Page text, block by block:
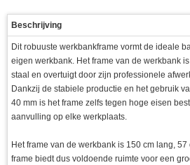
Beschrijving
Dit robuuste werkbankframe vormt de ideale
eigen werkbank. Het frame van de werkbank
staal en overtuigt door zijn professionele
Dankzij de stabiele productie en het gebruik
40 mm is het frame zelfs tegen hoge eisen
aanvulling op elke werkplaats.
Het frame van de werkbank is 150 cm lang,
frame biedt dus voldoende ruimte voor een